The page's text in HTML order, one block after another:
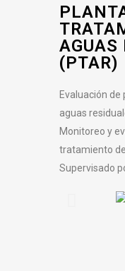
AGUAS
(PTAR)
Evaluación
aguas
Monitoreo y
tratamiento
Supervisado